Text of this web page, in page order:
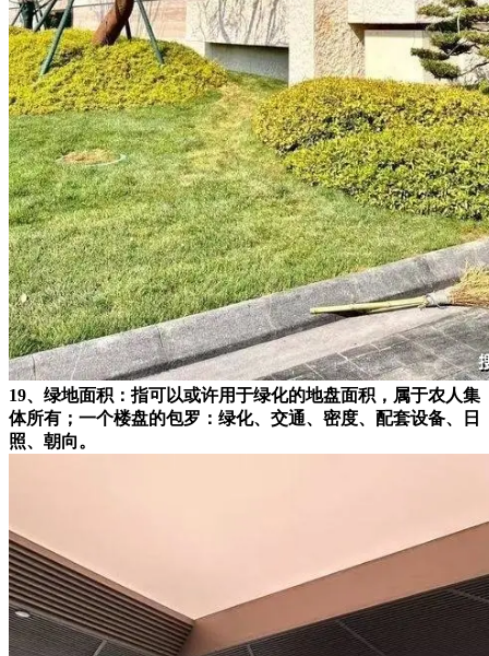
19、绿地面积：指可以或许用于绿化的地盘面积，属于农人集
体所有；一个楼盘的包罗：绿化、交通、密度、配套设备、日
照、朝向。